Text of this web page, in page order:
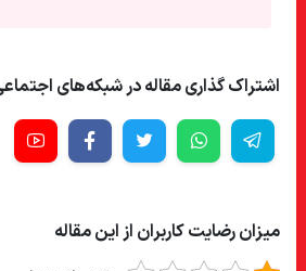
اشتراک گذاری مقاله در شبکه‌های اجتماعی
میزان رضایت کاربران از این مقاله